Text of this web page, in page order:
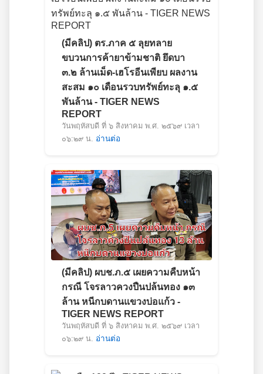
(มีคลิป) ตร.ภาค ๕ ลุยทลาย
ขบวนการค้ายาข้ามชาติ ยึดบา
๓.๒ ล้านเม็ด-เฮโรอีนเพียบ ผลงาน
สะสม ๑๐ เดือนรวบทรัพย์ทะลุ ๑.๕
พันล้าน - TIGER NEWS
REPORT
วันพฤหัสบดี ที่ ๖ สิงหาคม พ.ศ. ๒๕๖๙ เวลา
๐๖:๒๙ น. อ่านต่อ
(มีคลิป) ผบช.ภ.๕ เผยความคืบหน้า
กรณี โจรลาวควงปืนปล้นทอง ๑๓
ล้าน หนีกบดานแขวงบ่อแก้ว -
TIGER NEWS REPORT
วันพฤหัสบดี ที่ ๖ สิงหาคม พ.ศ. ๒๕๖๙ เวลา
๐๖:๒๙ น. อ่านต่อ